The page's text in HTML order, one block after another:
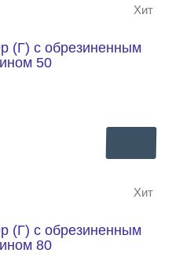
Хит
Нашли дешевле?
(Г) с обрезиненным
50
Хит
Нашли дешевле?
(Г) с обрезиненным
80